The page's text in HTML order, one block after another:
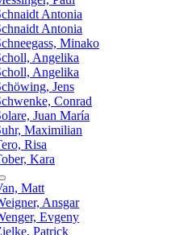
Antonia
Antonia
Minako
Angelika
Angelika
Jens
Conrad
Juan María
Maximilian
Risa
Kara
Matt
Ansgar
Evgeny
Patrick